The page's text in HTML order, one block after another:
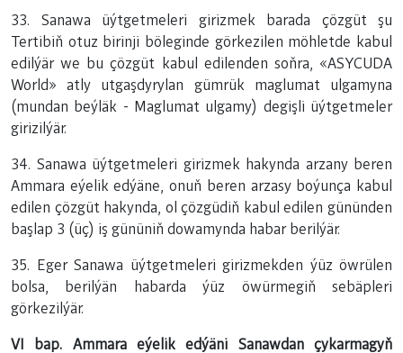
33. Sanawa üýtgetmeleri girizmek barada çözgüt şu
Tertibiň otuz birinji böleginde görkezilen möhletde kabul
edilýär we bu çözgüt kabul edilenden soňra, «ASYCUDA
World» atly utgaşdyrylan gümrük maglumat ulgamyna
(mundan beýläk - Maglumat ulgamy) degişli üýtgetmeler
girizilýär.
34. Sanawa üýtgetmeleri girizmek hakynda arzany beren
Ammara eýelik edýäne, onuň beren arzasy boýunça kabul
edilen çözgüt hakynda, ol çözgüdiň kabul edilen gününden
başlap 3 (üç) iş gününiň dowamynda habar berilýär.
35. Eger Sanawa üýtgetmeleri girizmekden ýüz öwrülen
bolsa, berilýän habarda ýüz öwürmegiň sebäpleri
görkezilýär.
VI bap. Ammara eýelik edýäni Sanawdan çykarmagyň